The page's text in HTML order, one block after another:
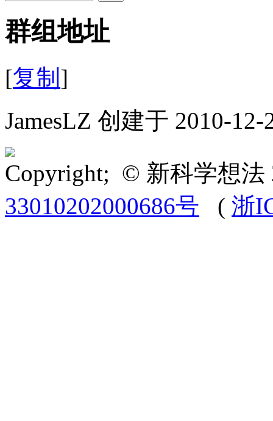
群组地址
[复制 ]
JamesLZ 创建于 2010-12-
Copyright; © 新科学想
33010202000686号 ( 浙